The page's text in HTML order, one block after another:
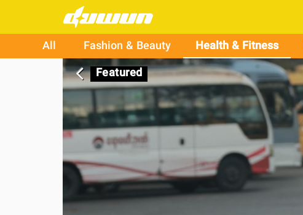
All
Fashion & Beauty Health & Fitness
Featured
arrow_back_ios